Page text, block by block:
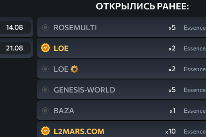
14.08
21.08
ОТКРЫЛИСЬ РАНЕЕ:
ROSEMULTI x5 Essence
LOE x2 Essence
LOE x2 Essence
GENESIS-WORLD x5 Essence
BAZA x1 Essence
L2MARS.COM x10 Essence